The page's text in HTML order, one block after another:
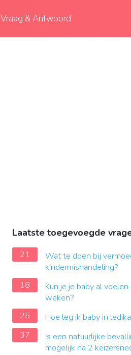
Vraag & Antwoord
Laatste toegevoegde
21
Wat te doen bij
kindermishandeling?
18
Kun je je baby al voelen
weken?
25
Hoe leg ik baby in
37
Is een natuurlijke
mogelijk na 2